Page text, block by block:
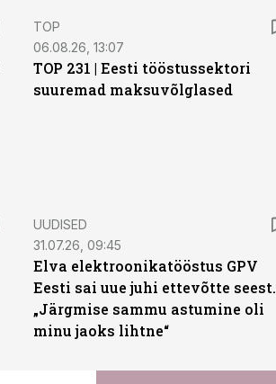
TOP
06.08.26, 13:07
TOP 231 | Eesti tööstussektori
suuremad maksuvõlglased
UUDISED
31.07.26, 09:45
Elva elektroonikatööstus GPV
Eesti sai uue juhi ettevõtte seest.
„Järgmise sammu astumine oli
minu jaoks lihtne“